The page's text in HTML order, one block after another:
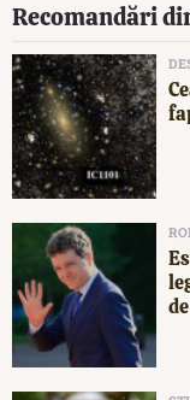
Recomandări